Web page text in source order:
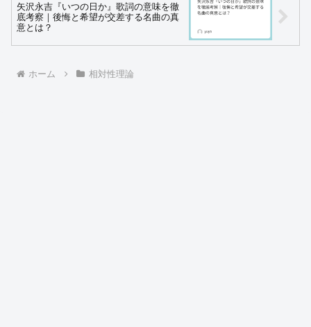
矢沢永吉『いつの日か』歌詞の意味を徹
底考察｜後悔と希望が交差する名曲の真
意とは？
ホーム 相対性理論